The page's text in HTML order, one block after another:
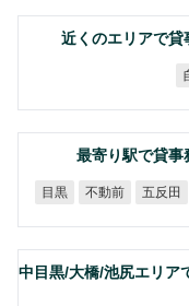
近くのエリアで貸
最寄り駅で貸事
目黒 不動前 五反田
中目黒/大橋/池尻エリア